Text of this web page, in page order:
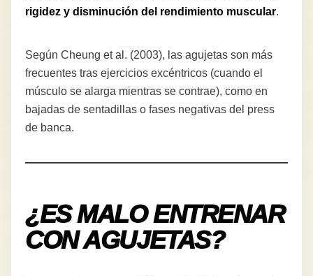
rigidez y disminución del rendimiento muscular.
Según Cheung et al. (2003), las agujetas son más
frecuentes tras ejercicios excéntricos (cuando el
músculo se alarga mientras se contrae), como en
bajadas de sentadillas o fases negativas del press
de banca.
¿ES MALO ENTRENAR
CON AGUJETAS?